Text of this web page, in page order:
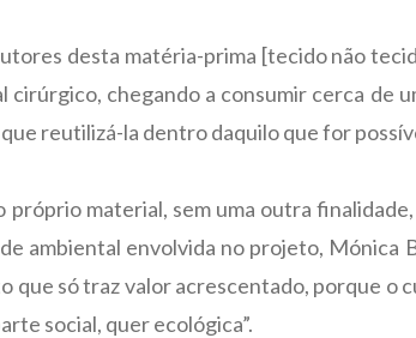
desta matéria-prima [tecido não
cirúrgico, chegando a consumir cerca de
reutilizá-la dentro daquilo que for
próprio material, sem uma outra
ambiental envolvida no projeto, Mónica
que só traz valor acrescentado, porque o
social, quer ecológica”.